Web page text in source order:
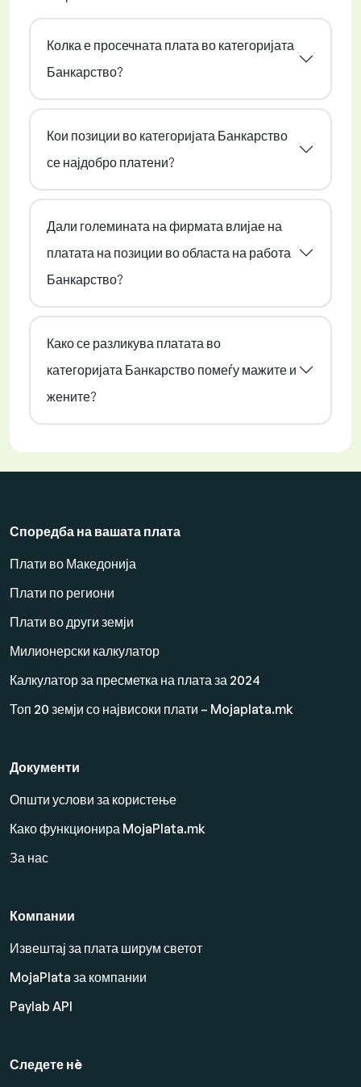
Колка е просечната плата во категоријата
Банкарство?
Кои позиции во категоријата Банкарство
се најдобро платени?
Дали големината на фирмата влијае на
платата на позиции во областа на работа
Банкарство?
Како се разликува платата во
категоријата Банкарство помеѓу мажите и
жените?
Споредба на вашата плата
Плати во Македонија
Плати по региони
Плати во други земји
Милионерски калкулатор
Калкулатор за пресметка на плата за 2024
Топ 20 земји со највисоки плати – Mojaplata.mk
Документи
Општи услови за користење
Како функционира MojaPlata.mk
За нас
Компании
Извештај за плата ширум светот
MojaPlata за компании
Paylab API
Следете нè